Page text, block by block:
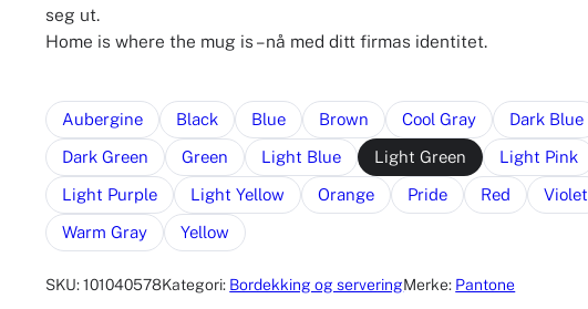
seg ut.
Home is where the mug is – nå med ditt firmas identitet.
Aubergine Black Blue Brown Cool Gray
Dark Blue
Dark Green
Green Light Blue Light Green
Light Pink
Light Purple
Light Yellow Orange Pride Red
Violet
Warm Gray
Yellow
SKU: 101040578Kategori: Bordekking og serveringMerke: Pantone